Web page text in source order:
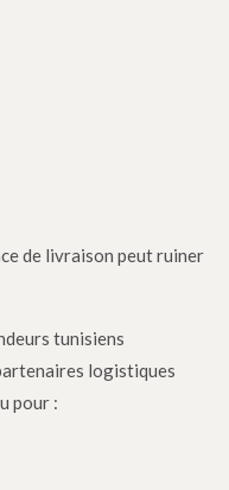
de livraison peut ruiner
tunisiens
logistiques
pour :